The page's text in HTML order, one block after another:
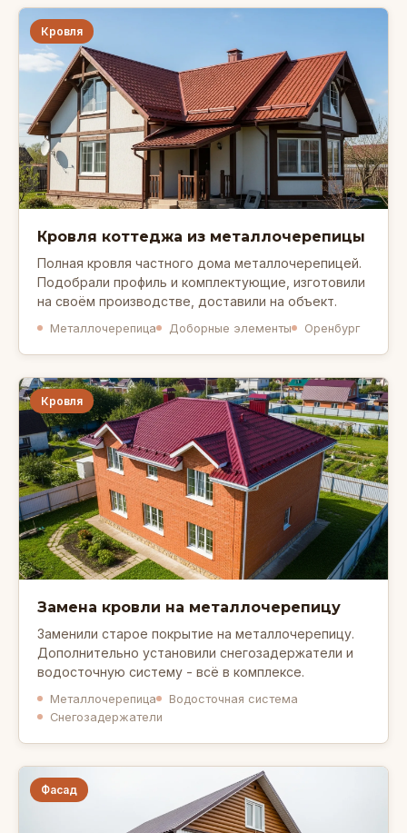
Кровля
Кровля коттеджа из металлочерепицы
Полная кровля частного дома металлочерепицей.
Подобрали профиль и комплектующие, изготовили
на своём производстве, доставили на объект.
Металлочерепица Доборные элементы Оренбург
Кровля
Замена кровли на металлочерепицу
Заменили старое покрытие на металлочерепицу.
Дополнительно установили снегозадержатели и
водосточную систему - всё в комплексе.
Металлочерепица
Водосточная система
Снегозадержатели
Фасад